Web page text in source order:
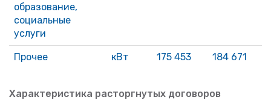
образование,
социальные
услуги
Прочее кВт 175 453 184 671
Характеристика расторгнутых договоров